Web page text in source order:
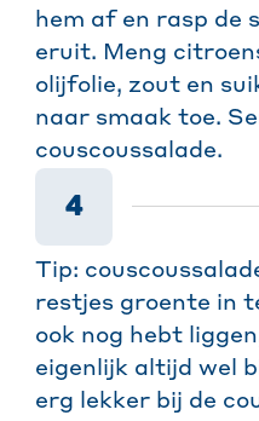
hem af en rasp de
eruit. Meng
olijfolie, zout en
naar smaak toe.
couscoussalade.
4
Tip:
restjes groente in
ook nog hebt
eigenlijk altijd wel
erg lekker bij de